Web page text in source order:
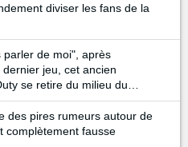
diviser les fans de la
parler de moi", après
jeu, cet ancien
se retire du milieu du
des pires rumeurs autour de
complètement fausse